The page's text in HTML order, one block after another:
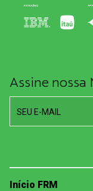
Assine
SEU E-MAIL
Início FRM